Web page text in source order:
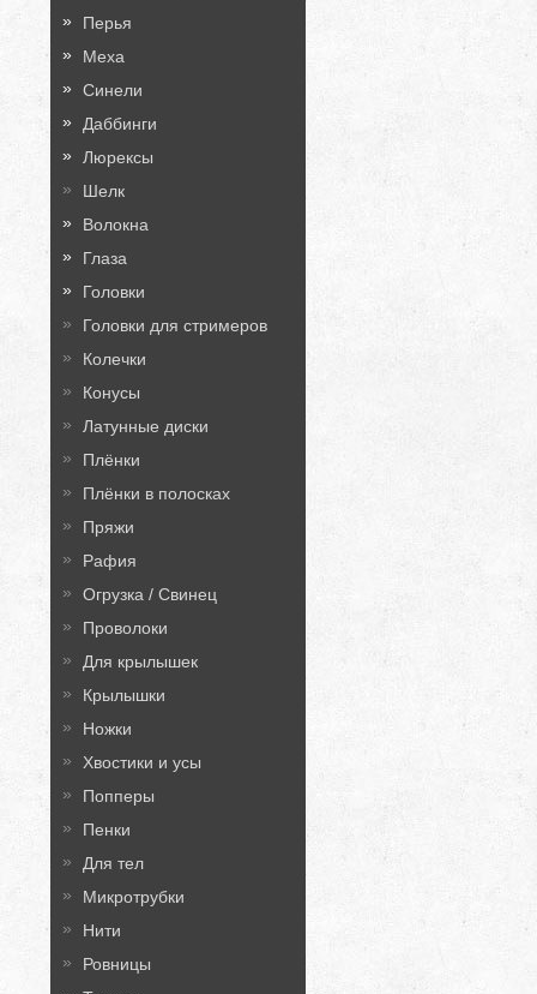
Перья
Меха
Синели
Даббинги
Люрексы
Шелк
Волокна
Глаза
Головки
Головки для стримеров
Колечки
Конусы
Латунные диски
Плёнки
Плёнки в полосках
Пряжи
Рафия
Огрузка / Свинец
Проволоки
Для крылышек
Крылышки
Ножки
Хвостики и усы
Попперы
Пенки
Для тел
Микротрубки
Нити
Ровницы